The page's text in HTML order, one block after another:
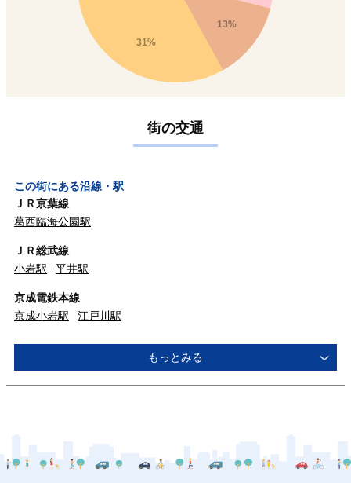
13%
31%
街の交通
この街にある沿線・駅
ＪＲ京葉線
葛西臨海公園駅
ＪＲ総武線
小岩駅
平井駅
京成電鉄本線
京成小岩駅
江戸川駅
もっとみる